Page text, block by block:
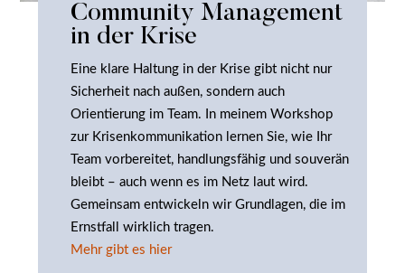
Community Management
in der Krise
Eine klare Haltung in der Krise gibt nicht nur
Sicherheit nach außen, sondern auch
Orientierung im Team. In meinem Workshop
zur Krisenkommunikation lernen Sie, wie Ihr
Team vorbereitet, handlungsfähig und souverän
bleibt – auch wenn es im Netz laut wird.
Gemeinsam entwickeln wir Grundlagen, die im
Ernstfall wirklich tragen.
Mehr gibt es hier